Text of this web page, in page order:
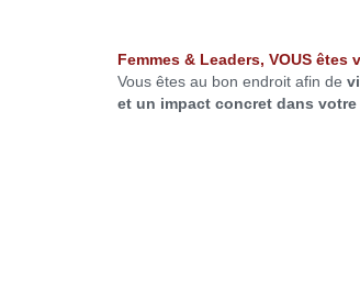
Femmes & Leaders, VOUS
Vous êtes au bon endroit afin de
et un impact concret dans